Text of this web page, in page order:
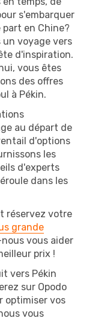
s'embarquer
en Chine?
voyage vers
d'inspiration.
vous êtes
des offres
à Pékin.
au départ de
d'options
les
d'experts
dans les
réservez votre
grande
vous aider
prix !
vers Pékin
sur Opodo
optimiser vos
vous